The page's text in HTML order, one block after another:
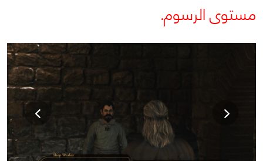
مستوى الرسوم.